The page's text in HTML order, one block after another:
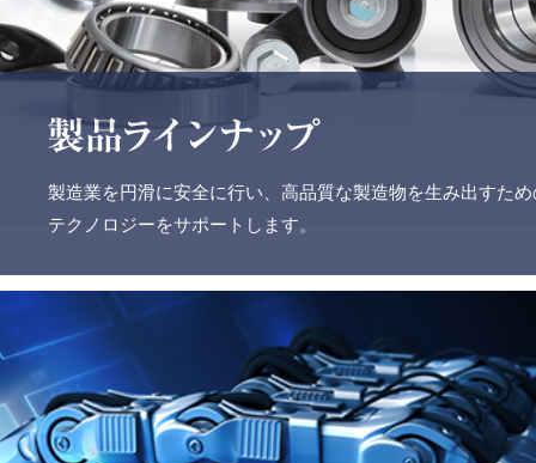
製造業を円滑に安全に行い、高品質な製造物を生み出すため
テクノロジーをサポートします。